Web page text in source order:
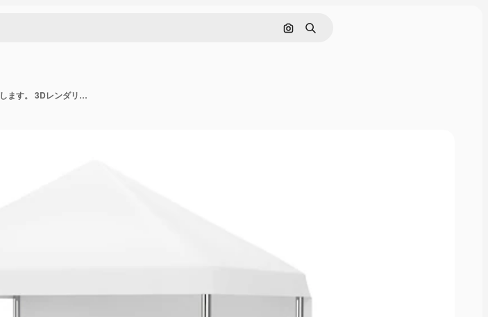
画像で検索
検索
白い背景の上の宣伝用屋外モバイルキャノピーテントを宣伝します。 3Dレンダリング